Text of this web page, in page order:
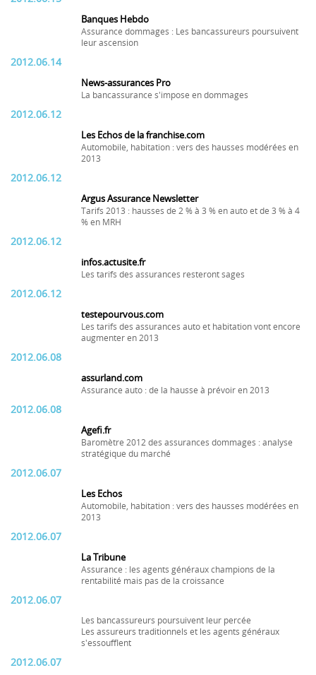
Banques Hebdo
Assurance dommages : Les bancassureurs poursuivent
leur ascension
2012.06.14
News-assurances Pro
La bancassurance s'impose en dommages
2012.06.12
Les Echos de la franchise.com
Automobile, habitation : vers des hausses modérées en
2013
2012.06.12
Argus Assurance Newsletter
Tarifs 2013 : hausses de 2 % à 3 % en auto et de 3 % à 4
% en MRH
2012.06.12
infos.actusite.fr
Les tarifs des assurances resteront sages
2012.06.12
testepourvous.com
Les tarifs des assurances auto et habitation vont encore
augmenter en 2013
2012.06.08
assurland.com
Assurance auto : de la hausse à prévoir en 2013
2012.06.08
Agefi.fr
Baromètre 2012 des assurances dommages : analyse
stratégique du marché
2012.06.07
Les Echos
Automobile, habitation : vers des hausses modérées en
2013
2012.06.07
La Tribune
Assurance : les agents généraux champions de la
rentabilité mais pas de la croissance
2012.06.07
Les bancassureurs poursuivent leur percée
Les assureurs traditionnels et les agents généraux
s'essoufflent
2012.06.07